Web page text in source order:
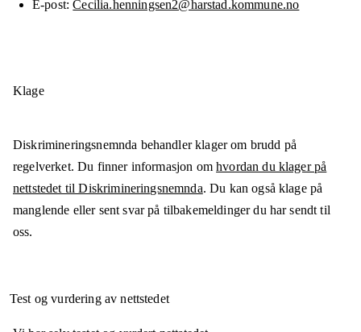
E-post Cecilia.henningsen2@harstad.kommune.no
Klage
Diskrimineringsnemnda behandler klager om brudd på
regelverket. Du finner informasjon omhvordan du klager på
nettstedet til Diskrimineringsnemnda. Du kan også klage på
manglende eller sent svar på tilbakemeldinger du har sendt til
oss.
Test og vurdering av nettstedet